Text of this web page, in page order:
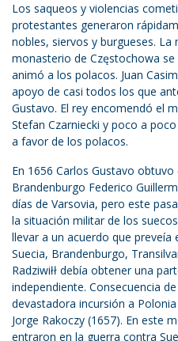
Los saqueos y violencias
protestantes generaron
nobles, siervos y burgueses.
monasterio de Częstochowa
animó a los polacos. Juan
apoyo de casi todos los que
Gustavo. El rey encomendó el
Stefan Czarniecki y poco a
a favor de los polacos.
En 1656 Carlos Gustavo
Brandenburgo Federico
días de Varsovia, pero este
la situación militar de los
llevar a un acuerdo que
Suecia, Brandenburgo,
Radziwiłł debía obtener una
independiente. Consecuencia
devastadora incursión a
Jorge Rakoczy (1657). En este
entraron en la guerra contra